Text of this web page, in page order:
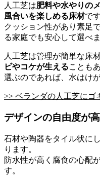
人工芝は肥料や水やりの
風合いを楽しめる床材です
クッション性があり素足
る家庭でも安心して選べま
人工芝は管理が簡単な床
ビやコケが生えることも
選ぶのであれば、水はけ
>> ベランダの人工芝にゴ
デザインの自由度が
石材や陶器をタイル状に
ります。
防水性が高く腐食の心配
す。